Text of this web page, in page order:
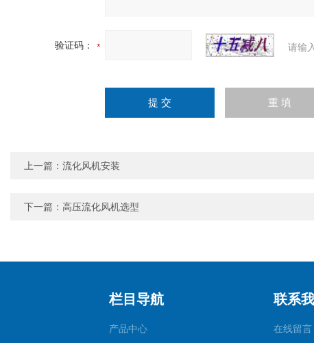
验证码： 请输
上一篇： 流化风机安装
下一篇： 高压流化风机选型
栏目导航
产品中心
联系
在线留言